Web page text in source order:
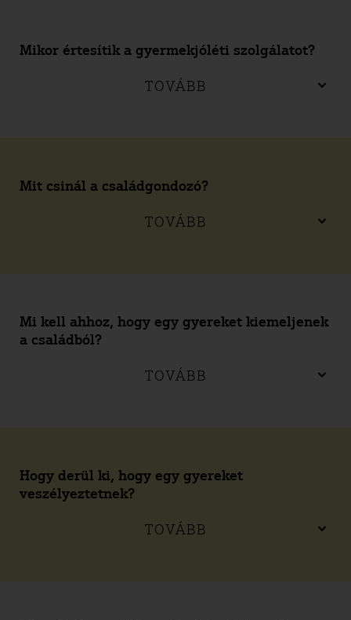
Mikor értesítik a gyermekjóléti szolgálatot?
TOVÁBB
Mit csinál a családgondozó?
TOVÁBB
Mi kell ahhoz, hogy egy gyereket kiemeljenek
a családból?
TOVÁBB
Hogy derül ki, hogy egy gyereket
veszélyeztetnek?
TOVÁBB